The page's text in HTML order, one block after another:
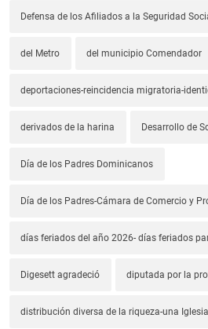
Defensa de los Afiliados a la Seguridad
del Metro del municipio Comendador
deportaciones-reincidencia migratoria-
derivados de la harina Desarrollo de
Día de los Padres Dominicanos
Día de los Padres-Cámara de Comercio y
días feriados del año 2026- días feriados
Digesett agradeció diputada por la
distribución diversa de la riqueza-una